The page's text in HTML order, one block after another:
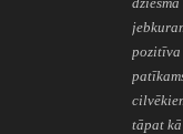
pozitīva
tāpat